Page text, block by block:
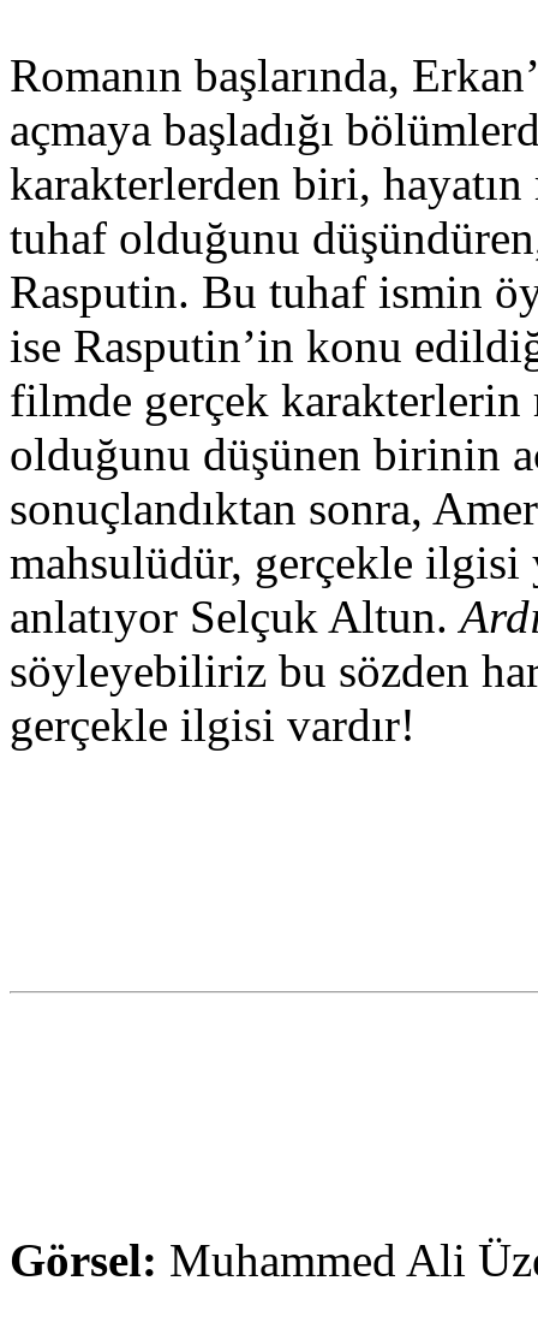
Romanın başlarında,
açmaya başladığı
karakterlerden biri, hayatın
tuhaf olduğunu
Rasputin. Bu tuhaf ismin
ise Rasputin’in konu
filmde gerçek
olduğunu düşünen birinin
sonuçlandıktan sonra,
mahsulüdür, gerçekle
anlatıyor Selçuk Altun.
söyleyebiliriz bu sözden
gerçekle ilgisi vardır!
Görsel: Muhammed Ali